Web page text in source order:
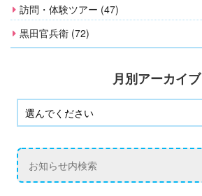
訪問・体験ツアー (47)
黒田官兵衛 (72)
月別アーカイブ